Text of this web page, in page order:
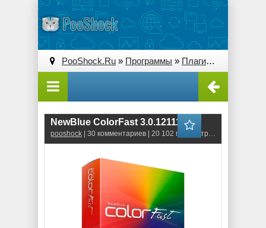
PooShock.Ru » Программы » Плагины (Plug-ins)
NewBlue ColorFast 3.0.121113
pooshock | 30 комментариев | 20 102 просмотров